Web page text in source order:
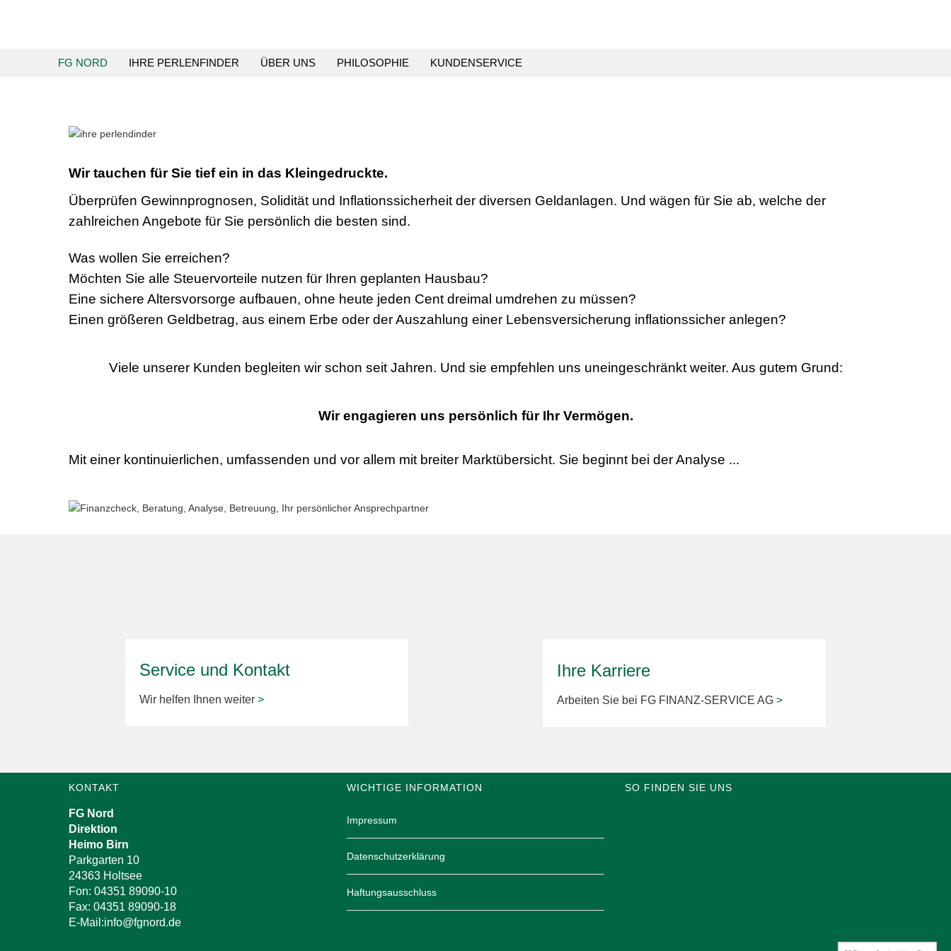
FG NORD IHRE PERLENFINDER ÜBER UNS PHILOSOPHIE KUNDENSERVICE
Wir tauchen für Sie tief ein in das Kleingedruckte.
Überprüfen Gewinnprognosen, Solidität und Inflationssicherheit der diversen Geldanlagen. Und wägen für Sie ab, welche der
zahlreichen Angebote für Sie persönlich die besten sind.
Was wollen Sie erreichen?
Möchten Sie alle Steuervorteile nutzen für Ihren geplanten Hausbau?
Eine sichere Altersvorsorge aufbauen, ohne heute jeden Cent dreimal umdrehen zu müssen?
Einen größeren Geldbetrag, aus einem Erbe oder der Auszahlung einer Lebensversicherung inflationssicher anlegen?
Viele unserer Kunden begleiten wir schon seit Jahren. Und sie empfehlen uns uneingeschränkt weiter. Aus gutem Grund:
Wir engagieren uns persönlich für Ihr Vermögen.
Mit einer kontinuierlichen, umfassenden und vor allem mit breiter Marktübersicht. Sie beginnt bei der Analyse ...
Service und Kontakt
Wir helfen Ihnen weiter>
Ihre Karriere
Arbeiten Sie bei FG FINANZ-SERVICE AG >
KONTAKT
FG Nord
Direktion
Heimo Birn
Parkgarten 10
24363 Holtsee
Fon: 04351 89090-10
Fax: 04351 89090-18
E-Mail:info@fgnord.de
WICHTIGE INFORMATION
Impressum
Datenschutzerklärung
Haftungsausschluss
SO FINDEN SIE UNS